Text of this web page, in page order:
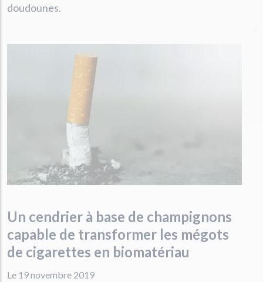
doudounes.
Un cendrier à base de champignons
capable de transformer les mégots
de cigarettes en biomatériau
Le 19 novembre 2019